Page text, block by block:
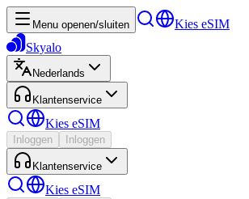
Menu openen/sluiten
Kies eSIM
Skyalo
Nederlands
Klantenservice
Kies eSIM
Inloggen Inloggen
Klantenservice
Kies eSIM